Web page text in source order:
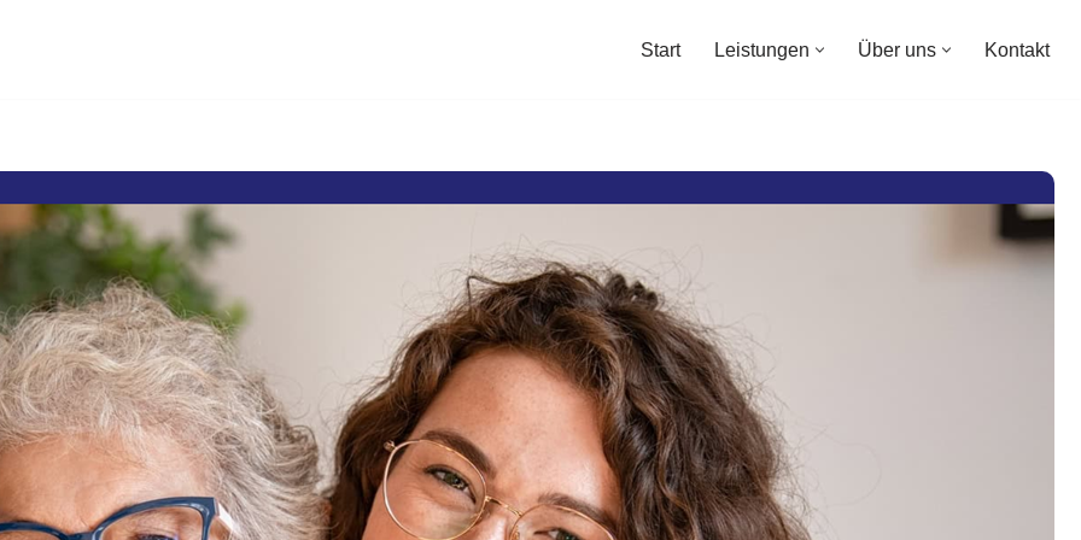
Start Leistungen Über uns Kontakt